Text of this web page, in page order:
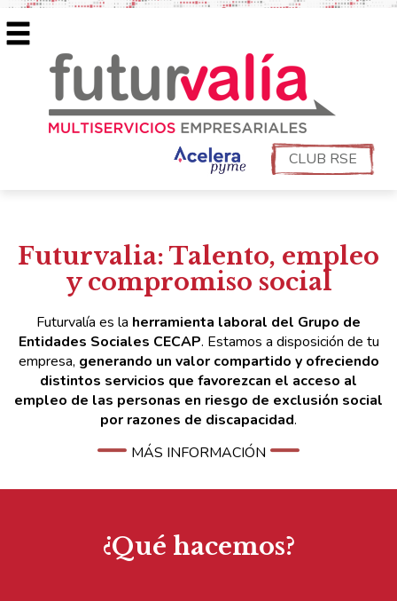
CLUB RSE
Futurvalia: Talento, empleo
y compromiso social
Futurvalía es la herramienta laboral del Grupo de
Entidades Sociales CECAP. Estamos a disposición de tu
empresa, generando un valor compartido y ofreciendo
distintos servicios que favorezcan el acceso al
empleo de las personas en riesgo de exclusión social
por razones de discapacidad.
MÁS INFORMACIÓN
¿Qué hacemos?